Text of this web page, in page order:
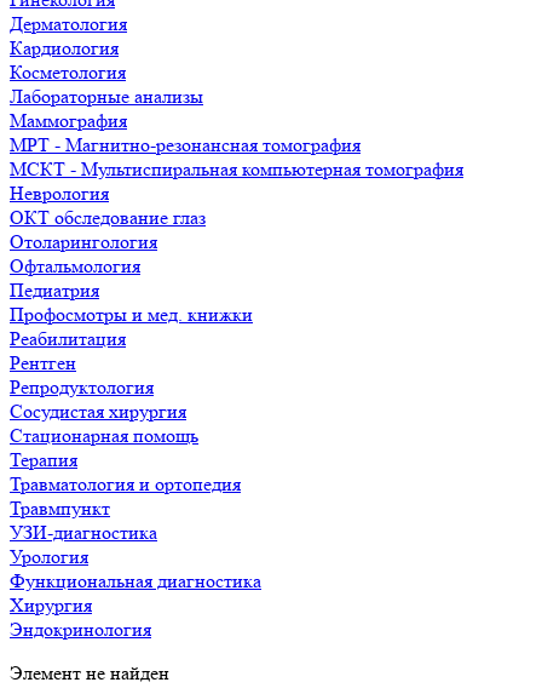
Дерматология
Кардиология
Косметология
Лабораторные анализы
Маммография
МРТ - Магнитно-резонансная томография
МСКТ - Мультиспиральная компьютерная томография
Неврология
ОКТ обследование глаз
Отоларингология
Офтальмология
Педиатрия
Профосмотры и мед. книжки
Реабилитация
Рентген
Репродуктология
Сосудистая хирургия
Стационарная помощь
Терапия
Травматология и ортопедия
Травмпункт
УЗИ-диагностика
Урология
Функциональная диагностика
Хирургия
Эндокринология
Элемент не найден